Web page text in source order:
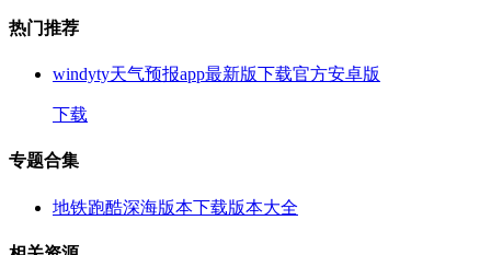
热门推荐
windyty天气预报app最新版下载官方安卓版
下载
专题合集
地铁跑酷深海版本下载版本大全